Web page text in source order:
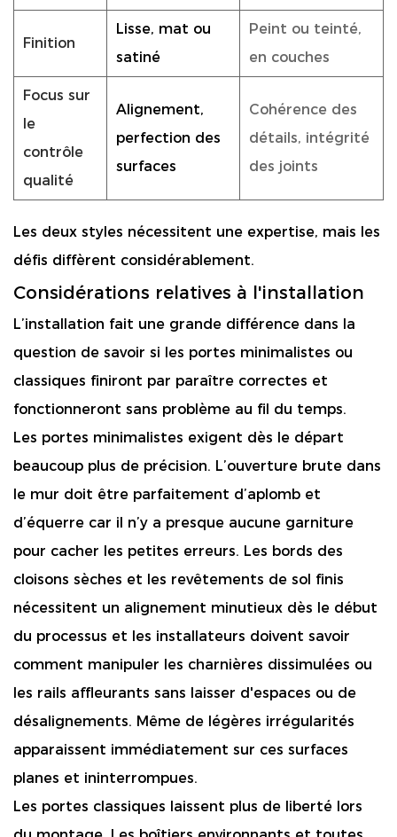
Finition
Lisse, mat ou
satiné
Peint ou teinté,
en couches
Focus sur
le
contrôle
qualité
Alignement,
perfection des
surfaces
Cohérence des
détails, intégrité
des joints
Les deux styles nécessitent une expertise, mais les
défis diffèrent considérablement.
Considérations relatives à l'installation
L’installation fait une grande différence dans la
question de savoir si les portes minimalistes ou
classiques finiront par paraître correctes et
fonctionneront sans problème au fil du temps.
Les portes minimalistes exigent dès le départ
beaucoup plus de précision. L’ouverture brute dans
le mur doit être parfaitement d’aplomb et
d’équerre car il n’y a presque aucune garniture
pour cacher les petites erreurs. Les bords des
cloisons sèches et les revêtements de sol finis
nécessitent un alignement minutieux dès le début
du processus et les installateurs doivent savoir
comment manipuler les charnières dissimulées ou
les rails affleurants sans laisser d'espaces ou de
désalignements. Même de légères irrégularités
apparaissent immédiatement sur ces surfaces
planes et ininterrompues.
Les portes classiques laissent plus de liberté lors